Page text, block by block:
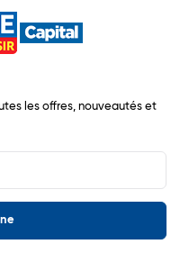
les offres, nouveautés et